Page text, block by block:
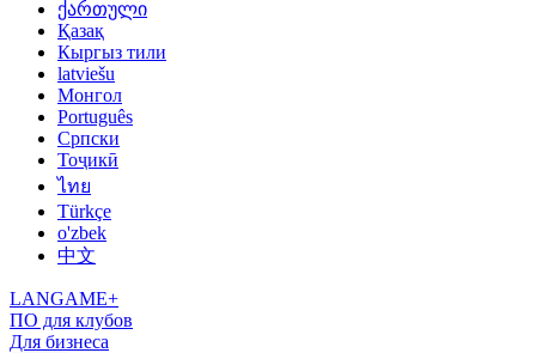
ქართული
Қазақ
Кыргыз тили
latviešu
Монгол
Português
Српски
Тоҷикӣ
ไทย
Türkçe
o'zbek
中文
LANGAME+
ПО для клубов
Для бизнеса